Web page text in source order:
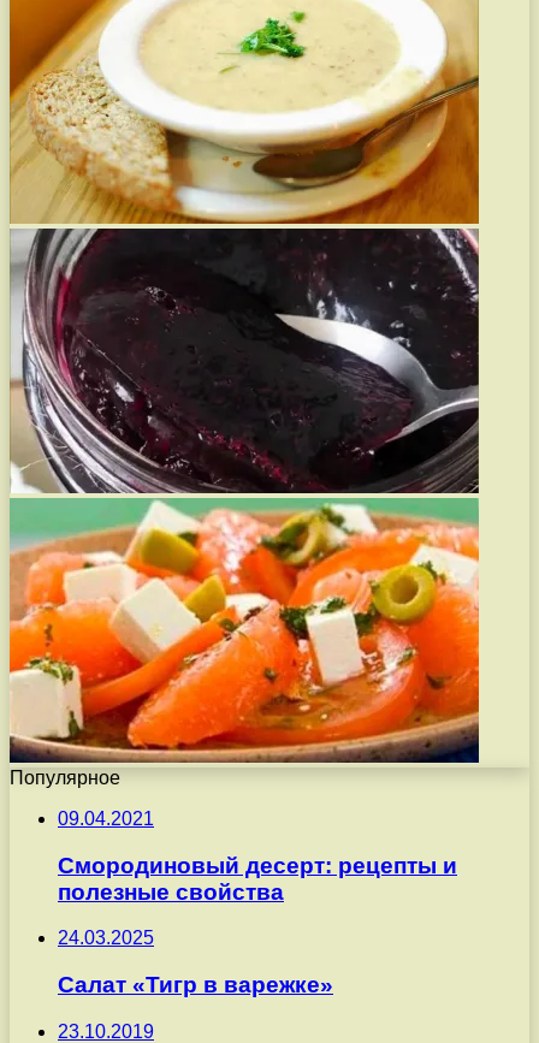
Популярное
09.04.2021
Смородиновый десерт: рецепты и
полезные свойства
24.03.2025
Салат «Тигр в варежке»
23.10.2019